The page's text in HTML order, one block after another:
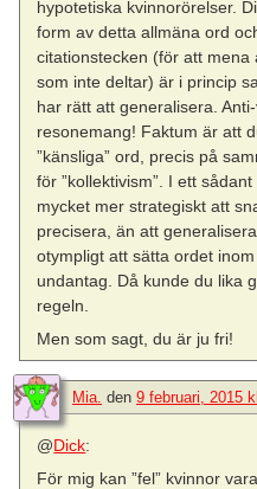
hypotetiska kvinnorörelser.
form av detta allmäna ord
citationstecken (för att
som inte deltar) är i princip
har rätt att generalisera.
resonemang! Faktum är att
”känsliga” ord, precis på
för ”kollektivism”. I ett
mycket mer strategiskt att
precisera, än att
otympligt att sätta ordet inom
undantag. Då kunde du lika
regeln.
Men som sagt, du är ju fri!
Mia. den 9 februari, 2015
@Dick:
För mig kan ”fel” kvinnor